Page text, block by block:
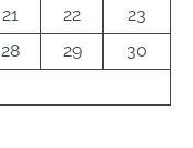
21 22
23
28 29
30